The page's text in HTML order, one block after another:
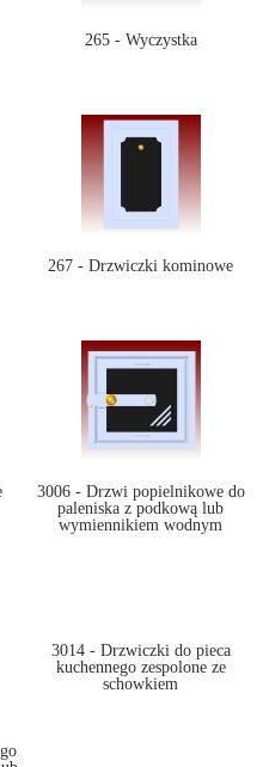
265 - Wyczystka
267 - Drzwiczki kominowe
3006 - Drzwi popielnikowe do
paleniska z podkową lub
wymiennikiem wodnym
3014 - Drzwiczki do pieca
kuchennego zespolone ze
schowkiem